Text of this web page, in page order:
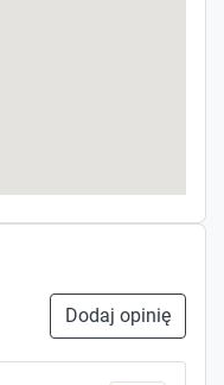
Dodaj opinię